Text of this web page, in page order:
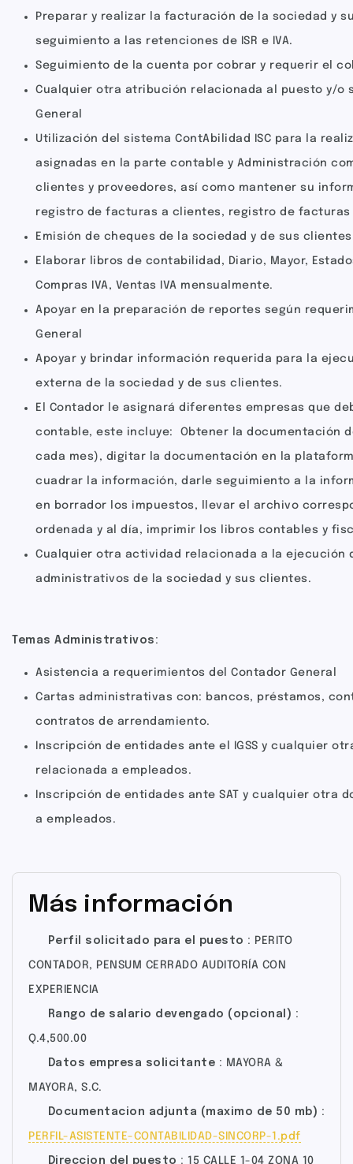
Preparar y realizar la facturación de la sociedad y
seguimiento a las retenciones de ISR e IVA.
Seguimiento de la cuenta por cobrar y requerir el
Cualquier otra atribución relacionada al puesto y/o
General
Utilización del sistema ContAbilidad ISC para la
asignadas en la parte contable y Administración
clientes y proveedores, así como mantener su
registro de facturas a clientes, registro de facturas
Emisión de cheques de la sociedad y de sus
Elaborar libros de contabilidad, Diario, Mayor,
Compras IVA, Ventas IVA mensualmente.
Apoyar en la preparación de reportes según
General
Apoyar y brindar información requerida para la
externa de la sociedad y de sus clientes.
El Contador le asignará diferentes empresas que
contable, este incluye: Obtener la documentación
cada mes), digitar la documentación en la
cuadrar la información, darle seguimiento a la
en borrador los impuestos, llevar el archivo
ordenada y al día, imprimir los libros contables y
Cualquier otra actividad relacionada a la ejecución
administrativos de la sociedad y sus clientes.
Temas Administrativos:
Asistencia a requerimientos del Contador General
Cartas administrativas con: bancos, préstamos,
contratos de arrendamiento.
Inscripción de entidades ante el IGSS y cualquier
relacionada a empleados.
Inscripción de entidades ante SAT y cualquier otra
a empleados.
Más información
Perfil solicitado para el puesto PERITO
CONTADOR, PENSUM CERRADO AUDITORÍA CON
EXPERIENCIA
Rango de salario devengado (opcional)
Q.4,500.00
Datos empresa solicitante MAYORA &
MAYORA, S.C.
Documentacion adjunta (maximo de 50 mb)
PERFIL-ASISTENTE-CONTABILIDAD-SINCORP-1.pdf
Direccion del puesto 15 CALLE 1-04 ZONA 10